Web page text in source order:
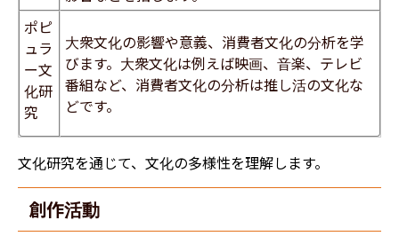
ポピ
ュラ
ー文
化研
究
大衆文化の影響や意義、消費者文化の分析を学
びます。大衆文化は例えば映画、音楽、テレビ
番組など、消費者文化の分析は推し活の文化な
どです。
文化研究を通じて、文化の多様性を理解します。
創作活動